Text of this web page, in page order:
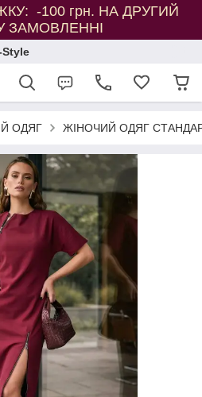
-100 грн. НА ДРУГИЙ
ЗАМОВЛЕННІ
Style
ОДЯГ ЖІНОЧИЙ ОДЯГ